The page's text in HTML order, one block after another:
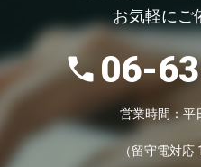
お気軽にご
06-
営業時間：平
（留守電対応